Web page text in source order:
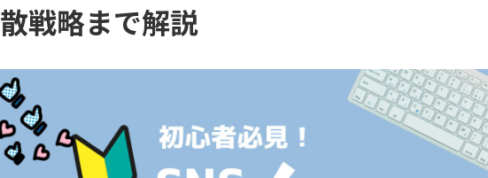
散戦略まで解説